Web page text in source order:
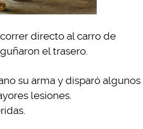
directo al carro de
el trasero.
su arma y disparó algunos
lesiones.